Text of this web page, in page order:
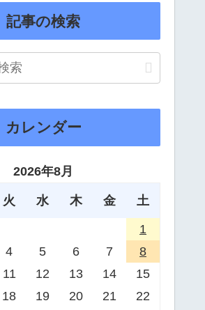
記事の検索
カレンダー
2026年8月
火 水 木 金 土
1
4 5 6 7
8
11 12 13 14
15
18 19 20 21
22